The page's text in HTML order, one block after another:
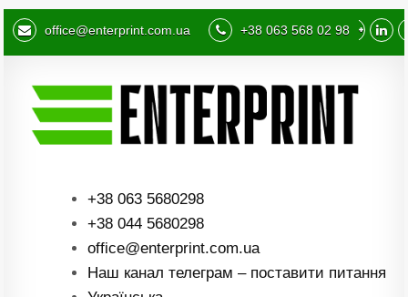
office@enterprint.com.ua +38 063 568 02 98
+38 063 5680298
+38 044 5680298
office@enterprint.com.ua
Наш канал телеграм – поставити питання